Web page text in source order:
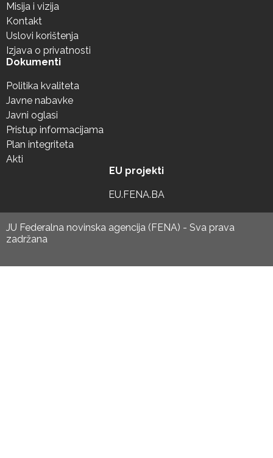
Misija i vizija
Kontakt
Uslovi korištenja
Izjava o privatnosti
Dokumenti
Politika kvaliteta
Javne nabavke
Javni oglasi
Pristup informacijama
Plan integriteta
Akti
EU projekti
EU.FENA.BA
JU Federalna novinska agencija (FENA) - Sva prava
zadržana